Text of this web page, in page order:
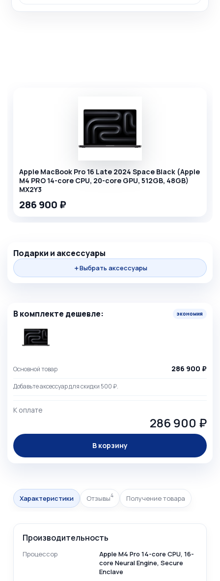
Apple MacBook Pro 16 Late 2024 Space Black (Apple
M4 PRO 14-core CPU, 20-core GPU, 512GB, 48GB)
MX2Y3
286 900 ₽
Подарки и аксессуары
＋Выбрать аксессуары
В комплекте дешевле: экономия
Основной товар 286 900 ₽
Добавьте аксессуар для скидки 500 ₽.
К оплате
286 900 ₽
В корзину
Характеристики Отзывы4 Получение товара
Производительность
Процессор
Apple M4 Pro 14-core CPU, 16-
core Neural Engine, Secure
Enclave